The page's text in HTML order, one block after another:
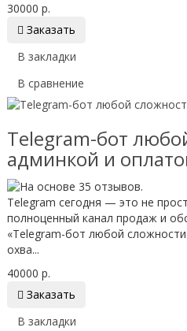
30000 р.
 Заказать
В закладки
В сравнение
Telegram-бот
админкой и
Telegram сегодня — это не
полноценный канал продаж и
«Telegram-бот любой
охва...
40000 р.
 Заказать
В закладки